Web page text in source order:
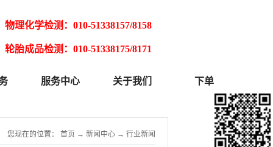
物理化学检测：010-51338157/8158
轮胎成品检测：010-51338175/8171
服务中心 关于我们 下单
您现在的位置： 首页 → 新闻中心 → 行业新闻